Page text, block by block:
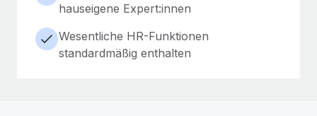
hauseigene Expert:innen
Wesentliche HR-Funktionen
standardmäßig enthalten